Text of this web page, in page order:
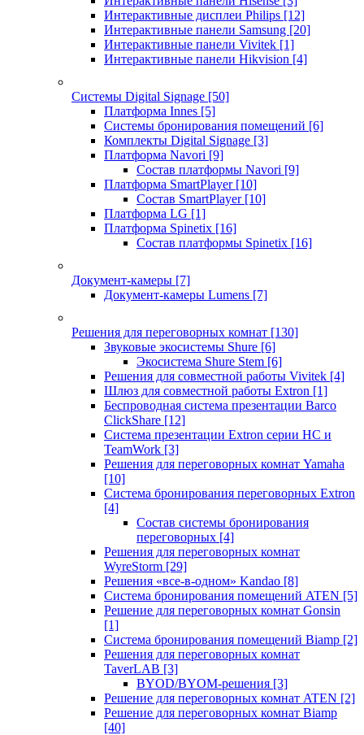
Интерактивные дисплеи Philips [12]
Интерактивные панели Samsung [20]
Интерактивные панели Vivitek [1]
Интерактивные панели Hikvision [4]
Системы Digital Signage [50]
Платформа Innes [5]
Системы бронирования помещений [6]
Комплекты Digital Signage [3]
Платформа Navori [9]
Состав платформы Navori [9]
Платформа SmartPlayer [10]
Состав SmartPlayer [10]
Платформа LG [1]
Платформа Spinetix [16]
Состав платформы Spinetix [16]
Документ-камеры [7]
Документ-камеры Lumens [7]
Решения для переговорных комнат [130]
Звуковые экосистемы Shure [6]
Экосистема Shure Stem [6]
Решения для совместной работы Vivitek [4]
Шлюз для совместной работы Extron [1]
Беспроводная система презентации Barco
ClickShare [12]
Система презентации Extron серии HC и
TeamWork [3]
Решения для переговорных комнат Yamaha
[10]
Система бронирования переговорных Extron
[4]
Состав системы бронирования
переговорных [4]
Решения для переговорных комнат
WyreStorm [29]
Решения «все-в-одном» Kandao [8]
Система бронирования помещений ATEN [5]
Решение для переговорных комнат Gonsin
[1]
Система бронирования помещений Biamp [2]
Решения для переговорных комнат
TaverLAB [3]
BYOD/BYOM-решения [3]
Решение для переговорных комнат ATEN [2]
Решение для переговорных комнат Biamp
[40]